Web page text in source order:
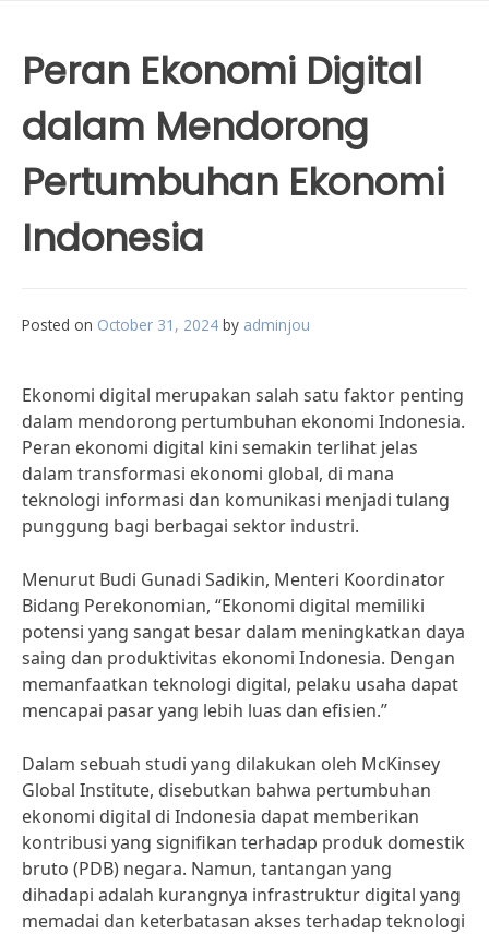
Peran Ekonomi Digital
dalam Mendorong
Pertumbuhan Ekonomi
Indonesia
Posted on October 31, 2024 by adminjou
Ekonomi digital merupakan salah satu faktor penting
dalam mendorong pertumbuhan ekonomi Indonesia.
Peran ekonomi digital kini semakin terlihat jelas
dalam transformasi ekonomi global, di mana
teknologi informasi dan komunikasi menjadi tulang
punggung bagi berbagai sektor industri.
Menurut Budi Gunadi Sadikin, Menteri Koordinator
Bidang Perekonomian, “Ekonomi digital memiliki
potensi yang sangat besar dalam meningkatkan daya
saing dan produktivitas ekonomi Indonesia. Dengan
memanfaatkan teknologi digital, pelaku usaha dapat
mencapai pasar yang lebih luas dan efisien.”
Dalam sebuah studi yang dilakukan oleh McKinsey
Global Institute, disebutkan bahwa pertumbuhan
ekonomi digital di Indonesia dapat memberikan
kontribusi yang signifikan terhadap produk domestik
bruto (PDB) negara. Namun, tantangan yang
dihadapi adalah kurangnya infrastruktur digital yang
memadai dan keterbatasan akses terhadap teknologi